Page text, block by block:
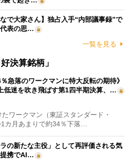
で大家さん】独占入手“内部議事録”で
代表の思…
一覧を見る
決算銘柄」
％急落のワークマンに特大反転の期待》
低迷を吹き飛ばす第1四半期決算、…
ワークマン（東証スタンダード・
カ月あまりで約34％下落…
の新たな主役」として再評価される気
携でAI…